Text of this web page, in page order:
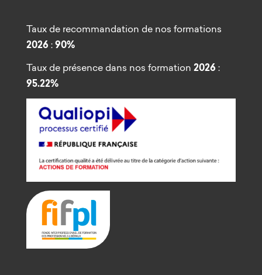
Taux de recommandation de nos formations
2026 :90%
Taux de présence dans nos formation 2026 :
95.22%